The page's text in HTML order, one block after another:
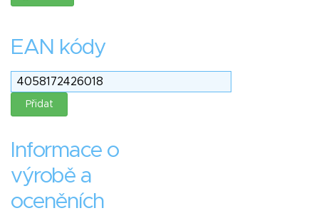
EAN kódy
Informace o
výrobě a
oceněních